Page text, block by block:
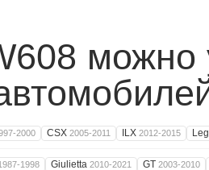
можно
2000 CSX 2005-2011 ILX 2012-2015
1998 Giulietta 2010-2021 GT 2003-2010